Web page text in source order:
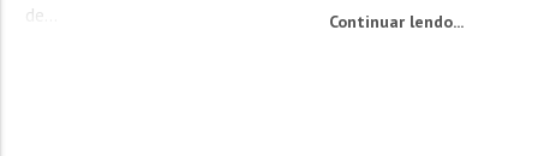
de...
Continuar lendo...